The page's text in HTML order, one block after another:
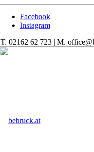
Facebook
Instagram
T. 02162 62 723 | M.